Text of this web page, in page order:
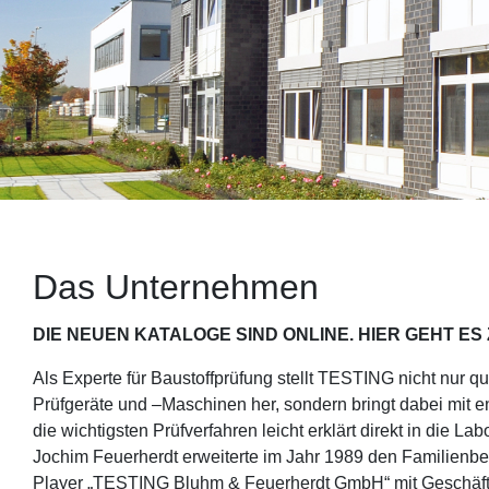
Das Unternehmen
DIE NEUEN KATALOGE SIND ONLINE. HIER GEHT ES
Als Experte für Baustoffprüfung stellt TESTING nicht nur
Prüfgeräte und –Maschinen her, sondern bringt dabei mit
die wichtigsten Prüfverfahren leicht erklärt direkt in die
Jochim Feuerherdt erweiterte im Jahr 1989 den
Player „TESTING Bluhm & Feuerherdt GmbH“ mit